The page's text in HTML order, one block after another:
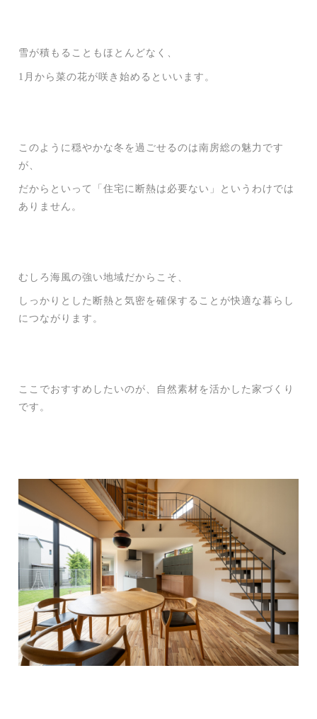
雪が積もることもほとんどなく、
1月から菜の花が咲き始めるといいます。
このように穏やかな冬を過ごせるのは南房総の魅力です
が、
だからといって「住宅に断熱は必要ない」というわけでは
ありません。
むしろ海風の強い地域だからこそ、
しっかりとした断熱と気密を確保することが快適な暮らし
につながります。
ここでおすすめしたいのが、自然素材を活かした家づくり
です。